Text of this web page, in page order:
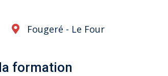
Fougeré - Le Four
formation